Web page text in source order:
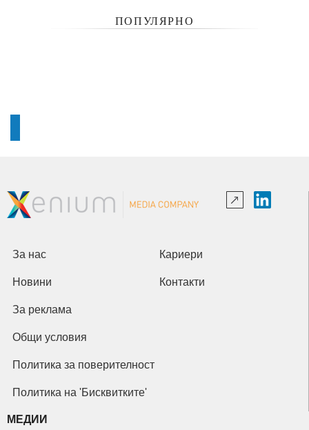
ПОПУЛЯРНО
За нас Кариери
Новини Контакти
За реклама
Общи условия
Политика за поверителност
Политика на 'Бисквитките'
МЕДИИ